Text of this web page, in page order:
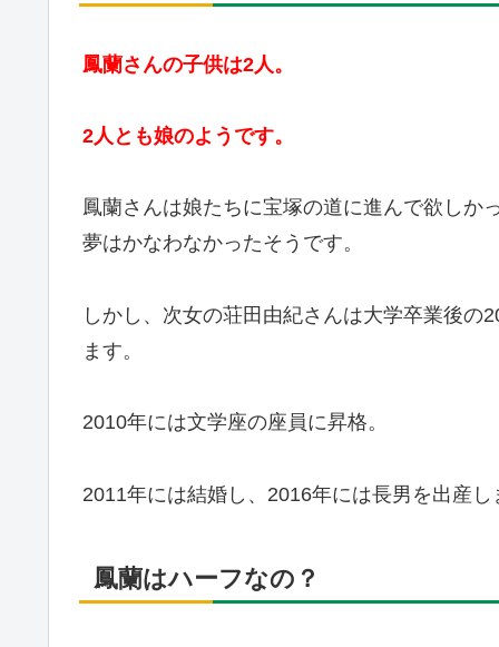
鳳蘭さんの子供は2人。
2人とも娘のようです。
鳳蘭さんは娘たちに宝塚の道に進んで欲しか
夢はかなわなかったそうです。
しかし、次女の荘田由紀さんは大学卒業後の
ます。
2010年には文学座の座員に昇格。
2011年には結婚し、2016年には長男を出産
鳳蘭はハーフなの？